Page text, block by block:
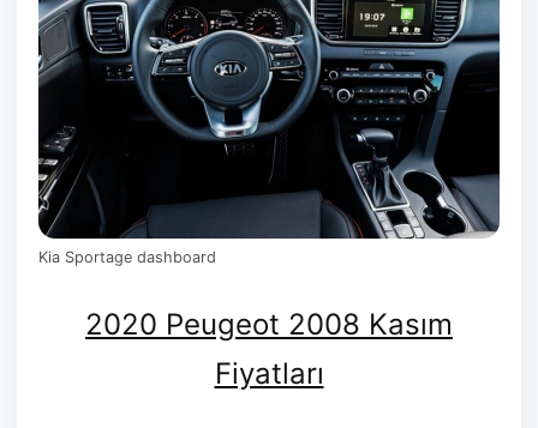
Kia Sportage dashboard
2020 Peugeot 2008 Kasım
Fiyatları